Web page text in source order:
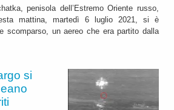
penisola dell’Estremo Oriente russo,
mattina, martedì 6 luglio 2021, si è
scomparso, un aereo che era partito dalla
si